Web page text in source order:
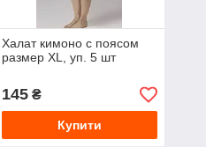
Халат кимоно с поясом
размер ХL, уп. 5 шт
145₴
Купити